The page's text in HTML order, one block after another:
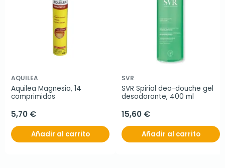
AQUILEA
Aquilea Magnesio, 14
comprimidos
5,70 €
Añadir al carrito
SVR
SVR Spirial deo-douche gel
desodorante, 400 ml
15,60 €
Añadir al carrito